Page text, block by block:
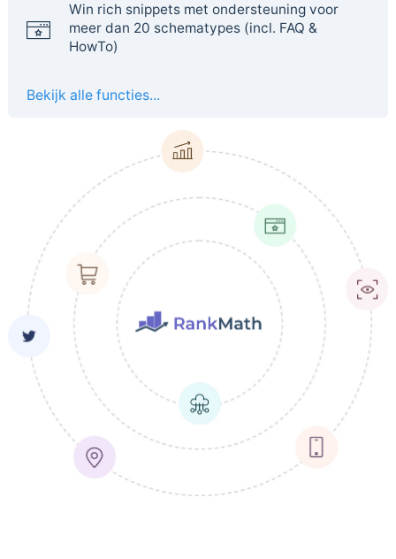
Win rich snippets met ondersteuning voor
meer dan 20 schematypes (incl. FAQ &
HowTo)
Bekijk alle functies...